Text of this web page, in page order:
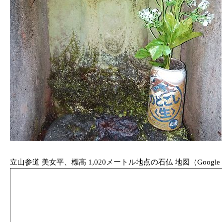
立山参道 美女平、標高 1,020メートル地点の石仏 地図（Google